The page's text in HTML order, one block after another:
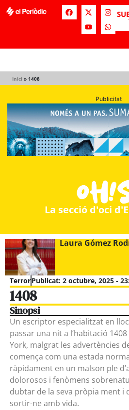
Inici » 1408
Publicitat
La secció d'oci
Laura Gómez
TerrorPublicat: 2 octubre, 2025 -
1408
Sinopsi
Un escriptor especialitzat en
passar una nit a l’habitació
York, malgrat les advertències
comença com una estada
ràpidament en un malson ple
dolorosos i fenòmens
dubtar de la seva pròpia ment i
sortir-ne amb vida.